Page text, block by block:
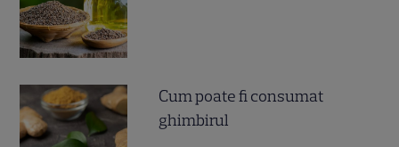
Cum poate fi consumat
ghimbirul